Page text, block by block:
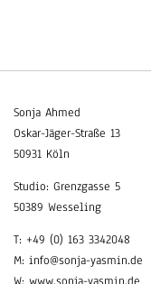
Sonja Ahmed
Oskar-Jäger-Straße 13
50931 Köln
Studio: Grenzgasse 5
50389 Wesseling
T: +49 (0) 163 3342048
M: info@sonja-yasmin.de